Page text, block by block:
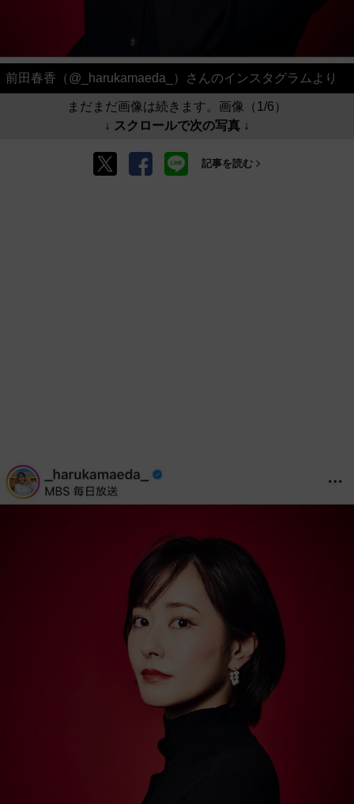
前田春香（@_harukamaeda_）さんのインスタグラムより
まだまだ画像は続きます。画像（1/6）
↓ スクロールで次の写真 ↓
記事を読む